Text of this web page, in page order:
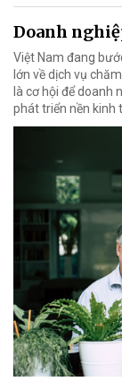
Doanh
Việt Nam đang
lớn về dịch vụ
là cơ hội để doanh
phát triển nền kinh